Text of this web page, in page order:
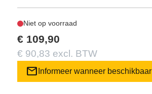
Niet op voorraad
€ 109,90
€ 90,83 excl. BTW
mail Informeer wanneer beschikbaar